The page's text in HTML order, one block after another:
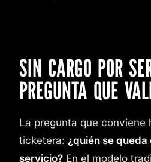
SIN CARGO POR
PREGUNTA QUE
La pregunta que conviene
ticketera: ¿quién se
servicio? En el modelo